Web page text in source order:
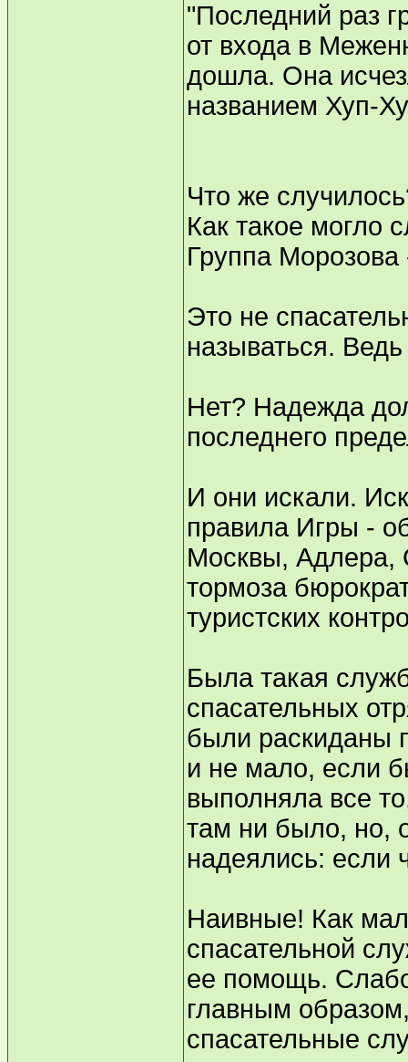
"Последний раз
от входа в
дошла. Она
названием Хуп-
Что же
Как такое могло
Группа
Это не
называться.
Нет? Надежда
последнего
И они искали.
правила Игры -
Москвы, Адлера,
тормоза
туристских
Была такая
спасательных
были раскиданы
и не мало, если
выполняла все
там ни было, но,
надеялись: если
Наивные! Как
спасательной
ее помощь.
главным
спасательные